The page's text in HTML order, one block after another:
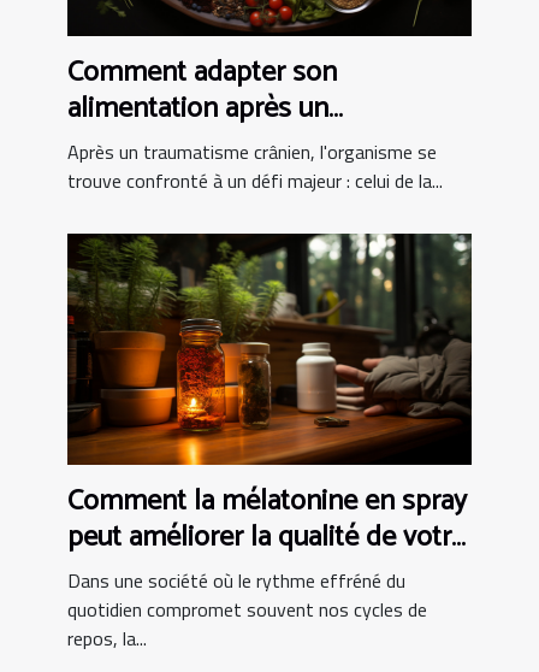
Comment adapter son
alimentation après un
traumatisme crânien pour
favoriser la récupération
Après un traumatisme crânien, l'organisme se
trouve confronté à un défi majeur : celui de la...
Comment la mélatonine en spray
peut améliorer la qualité de votre
sommeil
Dans une société où le rythme effréné du
quotidien compromet souvent nos cycles de
repos, la...